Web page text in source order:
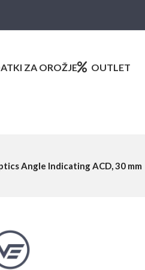
ZA OROŽJE OUTLET
Angle Indicating ACD, 30 mm